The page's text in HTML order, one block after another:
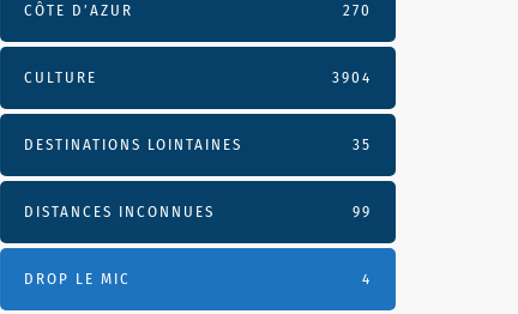
CÔTE D’AZUR 270
CULTURE 3904
DESTINATIONS LOINTAINES 35
DISTANCES INCONNUES 99
DROP LE MIC 4